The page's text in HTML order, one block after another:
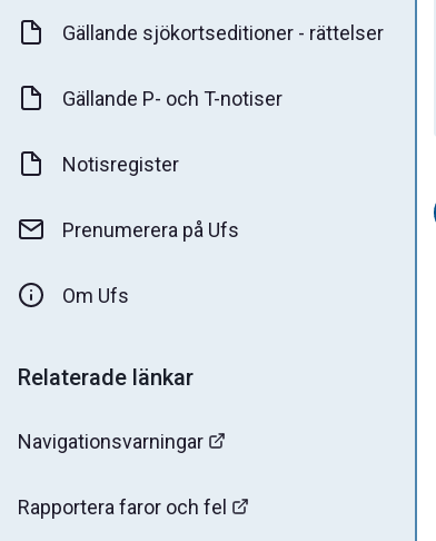
Gällande sjökortseditioner - rättelser
Gällande P- och T-notiser
Notisregister
Prenumerera på Ufs
Om Ufs
Relaterade länkar
Navigationsvarningar
Rapportera faror och fel